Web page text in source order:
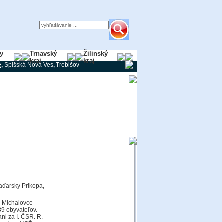
Trnavský
kraj
Žilinský
kraj
, Spišská Nová Ves, Trebišov
Prikopa,
Michalovce-
obyvateľov.
za I. ČSR. R.